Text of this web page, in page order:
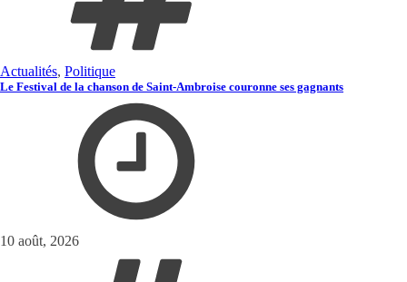
Actualités, Politique
Le Festival de la chanson de Saint-Ambroise couronne ses gagnants
10 août, 2026